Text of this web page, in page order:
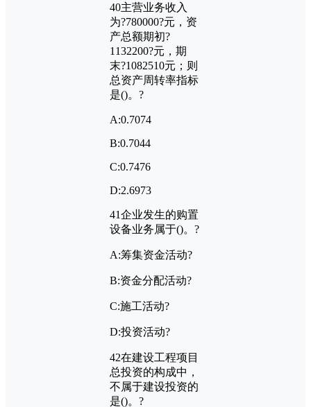
40主营业务收入
为?780000?元，资
产总额期初?
1132200?元，期
末?1082510元；则
总资产周转率指标
是()。?
A:0.7074
B:0.7044
C:0.7476
D:2.6973
41企业发生的购置
设备业务属于()。?
A:筹集资金活动?
B:资金分配活动?
C:施工活动?
D:投资活动?
42在建设工程项目
总投资的构成中，
不属于建设投资的
是()。?